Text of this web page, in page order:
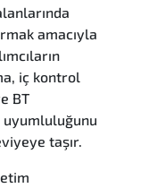
amacıyla
iç kontrol
BT
uyumluluğunu
taşır.